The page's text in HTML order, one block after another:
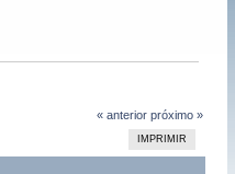
« anterior próximo »
IMPRIMIR